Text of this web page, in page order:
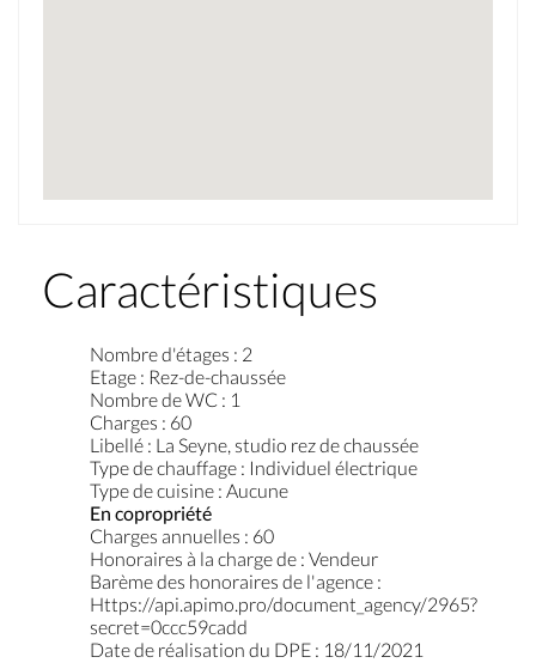
Caractéristiques
Nombre d'étages : 2
Etage : Rez-de-chaussée
Nombre de WC : 1
Charges : 60
Libellé : La Seyne, studio rez de chaussée
Type de chauffage : Individuel électrique
Type de cuisine : Aucune
En copropriété
Charges annuelles : 60
Honoraires à la charge de : Vendeur
Barème des honoraires de l'agence :
Https://api.apimo.pro/document_agency/2965?
secret=0ccc59cadd
Date de réalisation du DPE : 18/11/2021